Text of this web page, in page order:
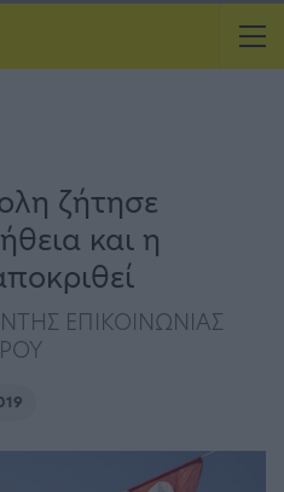
ζήτησε
και η
ΕΠΙΚΟΙΝΩΝΙΑΣ